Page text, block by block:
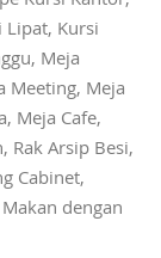
Kursi
Meja
Meeting, Meja
Meja Cafe,
Rak Arsip Besi,
Cabinet,
dengan